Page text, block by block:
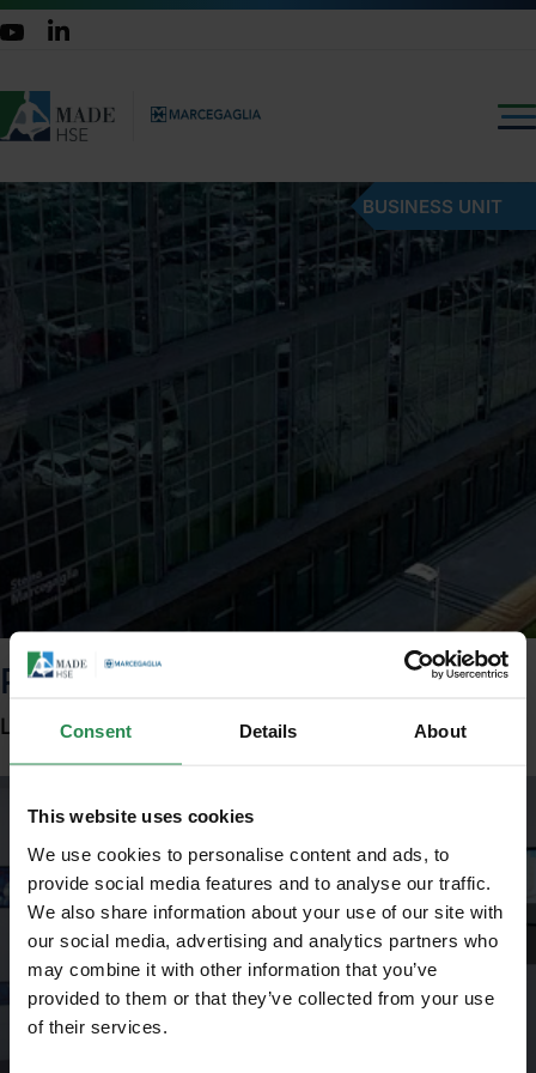
Consent Details About
This website uses cookies
We use cookies to personalise content and ads, to
provide social media features and to analyse our traffic.
We also share information about your use of our site with
our social media, advertising and analytics partners who
may combine it with other information that you’ve
provided to them or that they’ve collected from your use
of their services.
BUSINESS UNIT
Paolo Parma
L'organizzazione e la competenza
Unisciti al mondo MadeHSE